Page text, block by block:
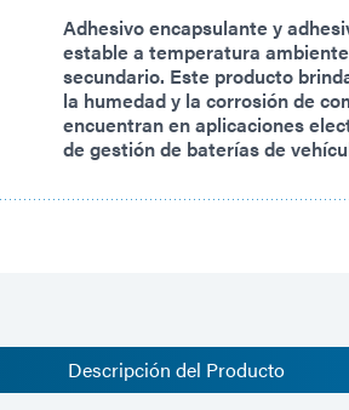
Adhesivo encapsulante y
estable a temperatura
secundario. Este producto
la humedad y la corrosión de
encuentran en aplicaciones
de gestión de baterías de
Descripción del Producto